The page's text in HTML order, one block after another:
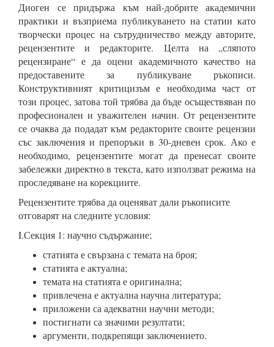
Диоген се придържа към най-добрите академични
практики и възприема публикуването на статии като
творчески процес на сътрудничество между авторите,
рецензентите и редакторите. Целта на „сляпото
рецензиране“ е да оцени академичното качество на
предоставените за публикуване ръкописи.
Конструктивният критицизъм е необходима част от
този процес, затова той трябва да бъде осъществяван по
професионален и уважителен начин. От рецензентите
се очаква да подадат към редакторите своите рецензии
със заключения и препоръки в 30-дневен срок. Ако е
необходимо, рецензентите могат да пренесат своите
забележки директно в текста, като използват режима на
проследяване на корекциите.
Рецензентите трябва да оценяват дали ръкописите
отговарят на следните условия:
I.Секция 1: научно съдържание;
статията е свързана с темата на броя;
статията е актуална;
темата на статията е оригинална;
привлечена е актуална научна литература;
приложени са адекватни научни методи;
постигнати са значими резултати;
аргументи, подкрепящи заключението.